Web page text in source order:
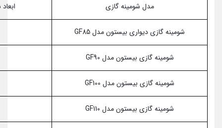
مدل شومینه گازی
شومینه گازی دیواری بیستون مدل GF85
شومینه گازی بیستون مدل GF90
شومینه گازی بیستون مدل GF100
شومینه گازی بیستون مدل GF110